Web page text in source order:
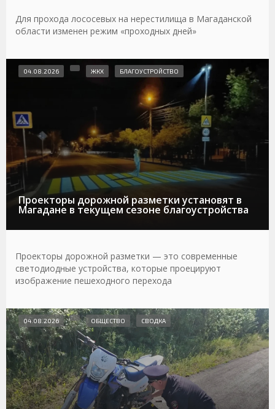
Для прохода лососевых на нерестилища в Магаданской
области изменен режим «проходных дней»
Проекторы дорожной разметки установят в
Магадане в текущем сезоне благоустройства
04.08.2026 ЖКХ БЛАГОУСТРОЙСТВО
Проекторы дорожной разметки — это современные
светодиодные устройства, которые проецируют
изображение пешеходного перехода
04.08.2026 ОБЩЕСТВО СВОДКА